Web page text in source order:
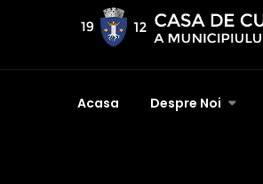
Acasa Despre Noi